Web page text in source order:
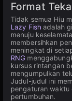
Format
Tidak semua Hiu
Lazy Fish adalah
menuju
membersihkan
meningkat di
RNG
kursus rintangan
mengumpulkan
Judul-judul ini
pengaturan waktu
pertumbuhan.